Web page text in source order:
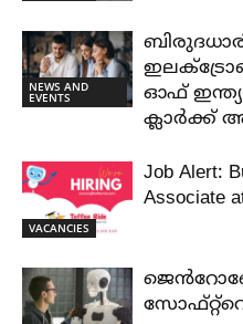
NEWS AND
EVENTS
ഓഫ് ഇന്ത്യ
ക്ലാർക്ക്
VACANCIES
Job Alert:
Associate